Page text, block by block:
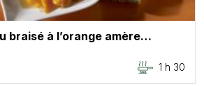
braisé à l’orange amère…
1 h 30